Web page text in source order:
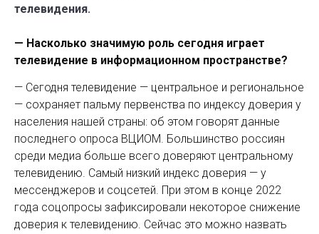
телевидения.
— Насколько значимую роль сегодня играет
телевидение в информационном пространстве?
— Сегодня телевидение — центральное и региональное
— сохраняет пальму первенства по индексу доверия у
населения нашей страны: об этом говорят данные
последнего опроса ВЦИОМ. Большинство россиян
среди медиа больше всего доверяют центральному
телевидению. Самый низкий индекс доверия — у
мессенджеров и соцсетей. При этом в конце 2022
года соцопросы зафиксировали некоторое снижение
доверия к телевидению. Сейчас это можно назвать